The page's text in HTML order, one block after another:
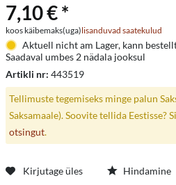
7,10 € *
koos käibemaks(uga)lisanduvad saatekulud
Aktuell nicht am Lager, kann
Saadaval umbes 2 nädala jooksul
Artikli nr: 443519
Tellimuste tegemiseks minge palun
Saksamaale). Soovite tellida Eestisse?
otsingut.
Kirjutage üles Hindamine